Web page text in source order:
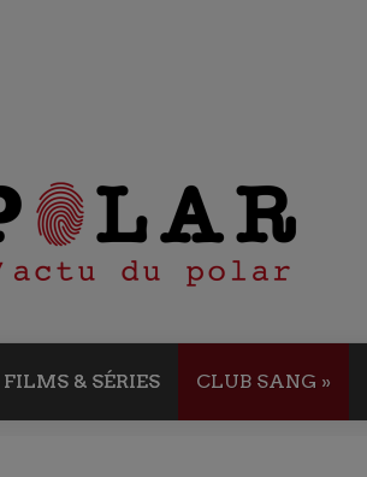
FILMS & SÉRIES CLUB SANG »